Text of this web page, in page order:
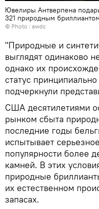
Ювелиры Антверпена
321 природным
© Photo : awdc
"Природные и
выглядят одинаково
однако их
статус
подчеркнули
США десятилетиями
рынком сбыта
последние годы
испытывает
популярности более
камней. В этих
природные
их естественном
запасах.